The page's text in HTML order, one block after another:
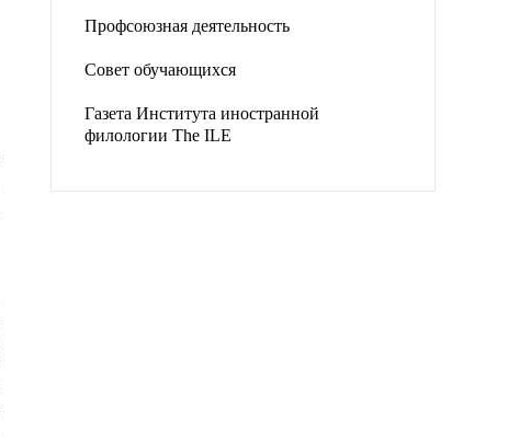
Профсоюзная деятельность
Совет обучающихся
Газета Института иностранной
филологии The ILE